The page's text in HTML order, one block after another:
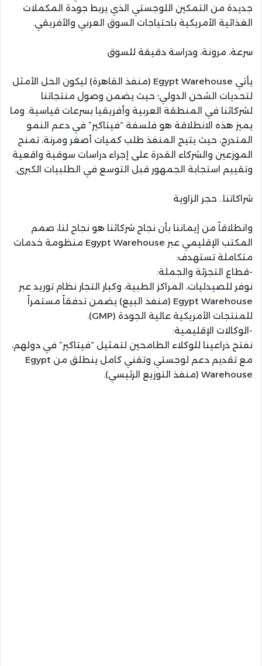
جديدة من التمكين اللوجستي الذي يربط جودة المكملات
الغذائية الأمريكية باحتياجات السوق العربي والأفريقي.
سرعة، مرونة، ودراسة دقيقة للسوق
يأتي Egypt Warehouse (منفذ القاهرة) ليكون الحل الأمثل
لتحديات الشحن الدولي؛ حيث يضمن وصول منتجاتنا
لشركائنا في المنطقة العربية وأفريقيا بسرعات قياسية. وما
يميز هذه الانطلاقة هو فلسفة “فيتاكير” في دعم النمو
المتدرج، حيث يتيح المنفذ طلب كميات أصغر ومرنة، تمنح
الموزعين والشركاء القدرة على إجراء دراسات سوقية واقعية
وتقييم استجابة الجمهور قبل التوسع في الطلبيات الكبرى.
شراكاتنا.. حجر الزاوية
وانطلاقاً من إيماننا بأن نجاح شركائنا هو نجاح لنا، صمم
المكتب الإقليمي عبر Egypt Warehouse منظومة خدمات
متكاملة تستهدف:
-قطاع التجزئة والجملة:
نوفر للصيدليات، المراكز الطبية، وكبار التجار نظام توريد عبر
Egypt Warehouse (منفذ البيع) يضمن تدفقاً مستمراً
للمنتجات الأمريكية عالية الجودة (GMP).
-الوكالات الإقليمية:
نفتح ذراعينا للوكلاء الطامحين لتمثيل “فيتاكير” في دولهم،
مع تقديم دعم لوجستي وتقني كامل ينطلق من Egypt
Warehouse (منفذ التوزيع الرئيسي).